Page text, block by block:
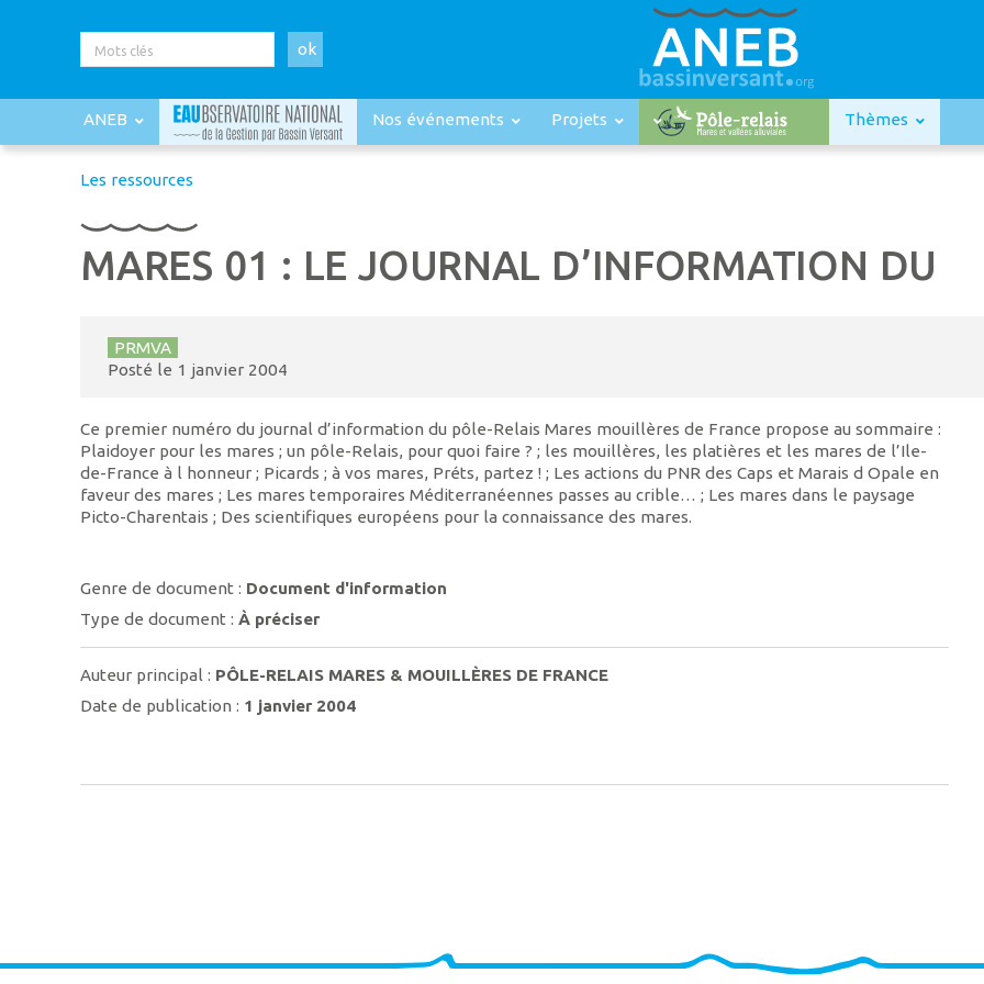
ok
ANEB Nos événements Projets Thèmes
Les ressources
MARES 01 : LE JOURNAL D’INFORMATION DU
PRMVA
Posté le 1 janvier 2004
Ce premier numéro du journal d’information du pôle-Relais Mares mouillères de France propose au sommaire :
Plaidoyer pour les mares ; un pôle-Relais, pour quoi faire ? ; les mouillères, les platières et les mares de l’Ile-
de-France à l honneur ; Picards ; à vos mares, Préts, partez ! ; Les actions du PNR des Caps et Marais d Opale en
faveur des mares ; Les mares temporaires Méditerranéennes passes au crible… ; Les mares dans le paysage
Picto-Charentais ; Des scientifiques européens pour la connaissance des mares.
Genre de document : Document d'information
Type de document :À préciser
Auteur principal : PÔLE-RELAIS MARES & MOUILLÈRES DE FRANCE
Date de publication : 1 janvier 2004